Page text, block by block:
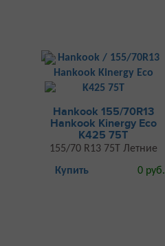
Hankook 155/70R13
Hankook Kinergy Eco
K425 75T
155/70 R13 75T Летние
Купить
0 руб.